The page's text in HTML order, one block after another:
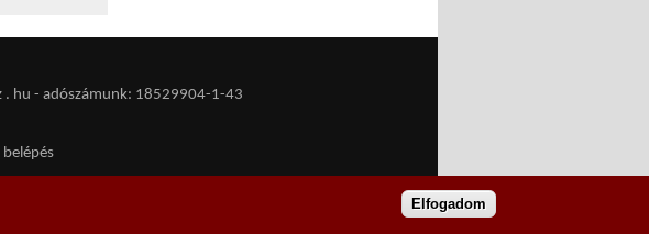
. hu - adószámunk: 18529904-1-43
belépés
Elfogadom